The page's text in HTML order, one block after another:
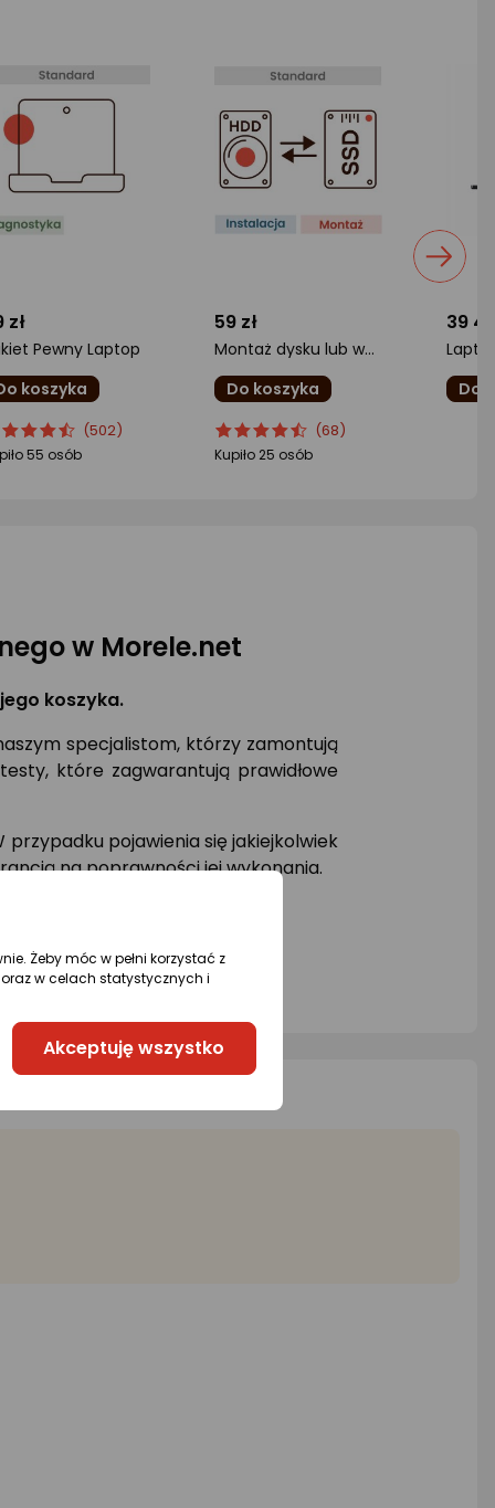
zł
Pewny Laptop
koszyka
(502)
55 osób
59 zł
Montaż dysku lub wymiana HDD na SSD
Do koszyka
ocena
produktu
Ocena
produktu
(68)
Kupiło 25 osób
39
Do
w Morele.net
koszyka.
specjalistom, którzy zamontują
które zagwarantują prawidłowe
pojawienia się jakiejkolwiek
na poprawności jej wykonania.
czas.
Żeby móc w pełni korzystać z
w celach statystycznych i
Akceptuję wszystko